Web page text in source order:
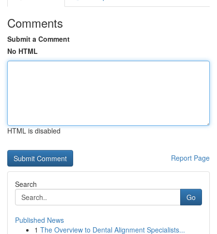
Comments
Submit a Comment
No HTML
HTML is disabled
Report Page
Search
Go
Published News
1 The Overview to Dental Alignment Specialists...